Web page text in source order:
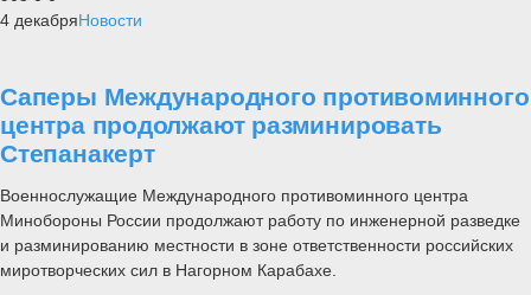
4 декабряНовости
Саперы Международного противоминного
центра продолжают разминировать
Степанакерт
Военнослужащие Международного противоминного центра
Минобороны России продолжают работу по инженерной разведке
и разминированию местности в зоне ответственности российских
миротворческих сил в Нагорном Карабахе.